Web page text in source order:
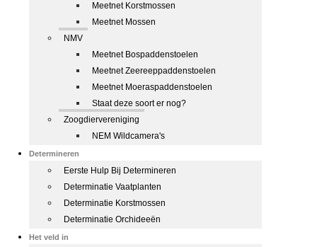
Meetnet Korstmossen
Meetnet Mossen
NMV
Meetnet Bospaddenstoelen
Meetnet Zeereeppaddenstoelen
Meetnet Moeraspaddenstoelen
Staat deze soort er nog?
Zoogdiervereniging
NEM Wildcamera's
Determineren
Eerste Hulp Bij Determineren
Determinatie Vaatplanten
Determinatie Korstmossen
Determinatie Orchideeën
Het veld in